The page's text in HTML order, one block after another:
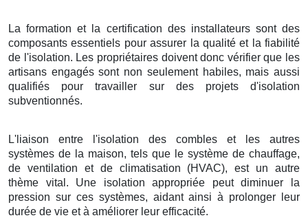
La formation et la certification des installateurs sont des
composants essentiels pour assurer la qualité et la fiabilité
de l'isolation. Les propriétaires doivent donc vérifier que les
artisans engagés sont non seulement habiles, mais aussi
qualifiés pour travailler sur des projets d'isolation
subventionnés.
L'liaison entre l'isolation des combles et les autres
systèmes de la maison, tels que le système de chauffage,
de ventilation et de climatisation (HVAC), est un autre
thème vital. Une isolation appropriée peut diminuer la
pression sur ces systèmes, aidant ainsi à prolonger leur
durée de vie et à améliorer leur efficacité.